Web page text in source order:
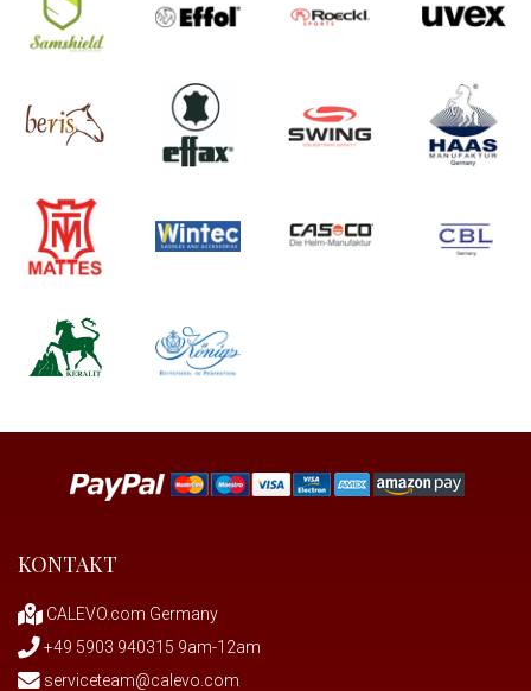
KONTAKT
CALEVO.com Germany
+49 5903 940315 9am-12am
serviceteam@calevo.com